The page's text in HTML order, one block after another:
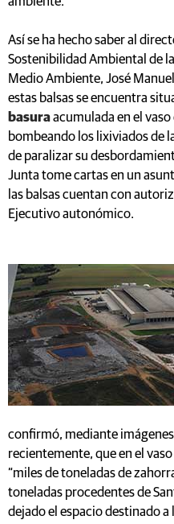
Así se ha hecho saber al
Sostenibilidad Ambiental de
Medio Ambiente, José
estas balsas se encuentra
basuraacumulada en el vaso
bombeando los lixiviados de
de paralizar su
Junta tome cartas en un
las balsas cuentan con
Ejecutivo autonómico.
confirmó, mediante
recientemente, que en el
“miles de toneladas de
toneladas procedentes de
dejado el espacio destinado a